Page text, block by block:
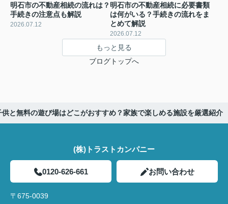
明石市の不動産相続の流れは？
手続きの注意点も解説
2026.07.12
明石市の不動産相続に必要書類
は何がいる？手続きの流れをま
とめて解説
2026.07.12
もっと見る
ブログトップへ
供と無料の遊び場はどこがおすすめ？家族で楽しめる施設を厳選紹介
(株)トラストカンパニー
0120-626-661 お問い合わせ
〒675-0039